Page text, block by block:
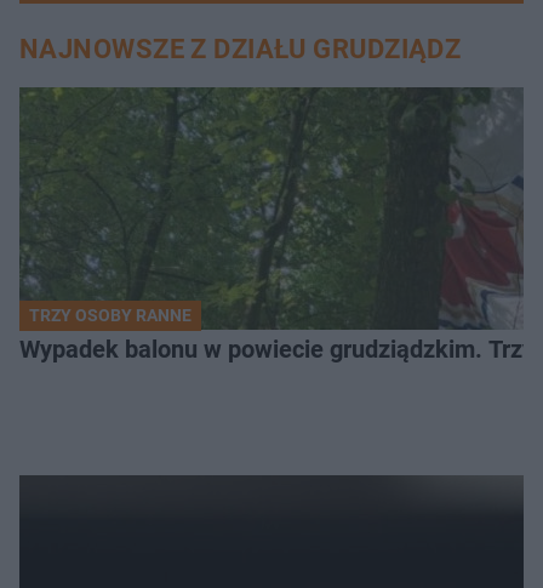
NAJNOWSZE Z DZIAŁU GRUDZIĄDZ
TRZY OSOBY RANNE
Wypadek balonu w powiecie grudziądzkim.